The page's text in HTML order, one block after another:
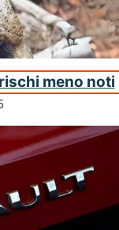
meno noti